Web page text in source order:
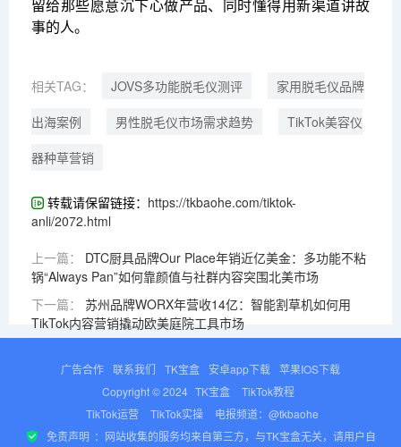
留给那些愿意沉下心做产品、同时懂得用新渠道讲故
事的人。
相关TAG： JOVS多功能脱毛仪测评
家用脱毛仪品牌
出海案例
男性脱毛仪市场需求趋势
TikTok美容仪
器种草营销
转载请保留链接： https://tkbaohe.com/tiktok-
anli/2072.html
上一篇：
DTC厨具品牌Our Place年销近亿美金：多功能不粘
锅“Always Pan”如何靠颜值与社群内容突围北美市场
下一篇：
苏州品牌WORX年营收14亿：智能割草机如何用
TikTok内容营销撬动欧美庭院工具市场
广告合作 联系我们 TK宝盒 安卓app下载 苹果IOS下载
Copyright © 2024 TK宝盒
TikTok教程
TikTok运营
TikTok实操
电报频道：@tkbaohe
免责声明 ：网站收集的服务均来自第三方，与TK宝盒无关，请用户自